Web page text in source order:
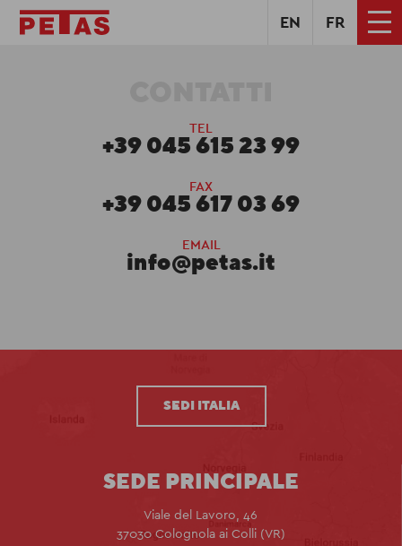
EN FR
TEL
+39 045 615 23 99
FAX
+39 045 617 03 69
EMAIL
info@petas.it
SEDI ITALIA
SEDE PRINCIPALE
Viale del Lavoro, 46
37030 Colognola ai Colli (VR)